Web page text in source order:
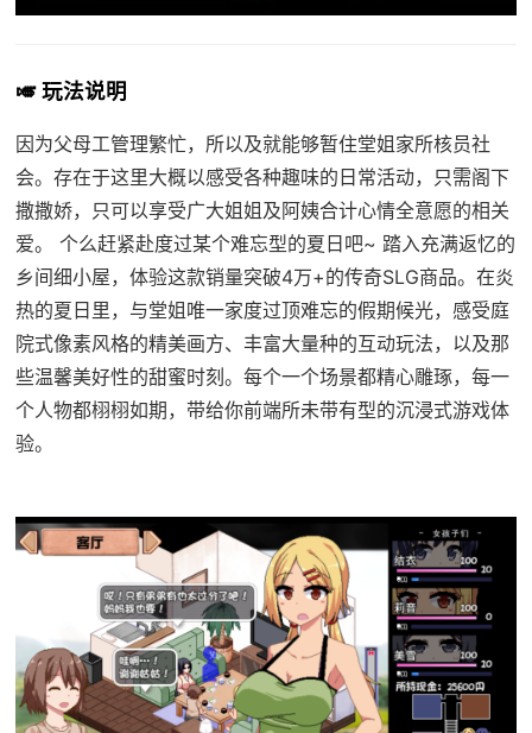
🎺 玩法说明
因为父母工管理繁忙，所以及就能够暂住堂姐家所核员社
会。存在于这里大概以感受各种趣味的日常活动，只需阁下
撒撒娇，只可以享受广大姐姐及阿姨合计心情全意愿的相关
爱。 个么赶紧赴度过某个难忘型的夏日吧~ 踏入充满返忆的
乡间细小屋，体验这款销量突破4万+的传奇SLG商品。在炎
热的夏日里，与堂姐唯一家度过顶难忘的假期候光，感受庭
院式像素风格的精美画方、丰富大量种的互动玩法，以及那
些温馨美好性的甜蜜时刻。每个一个场景都精心雕琢，每一
个人物都栩栩如期，带给你前端所未带有型的沉浸式游戏体
验。